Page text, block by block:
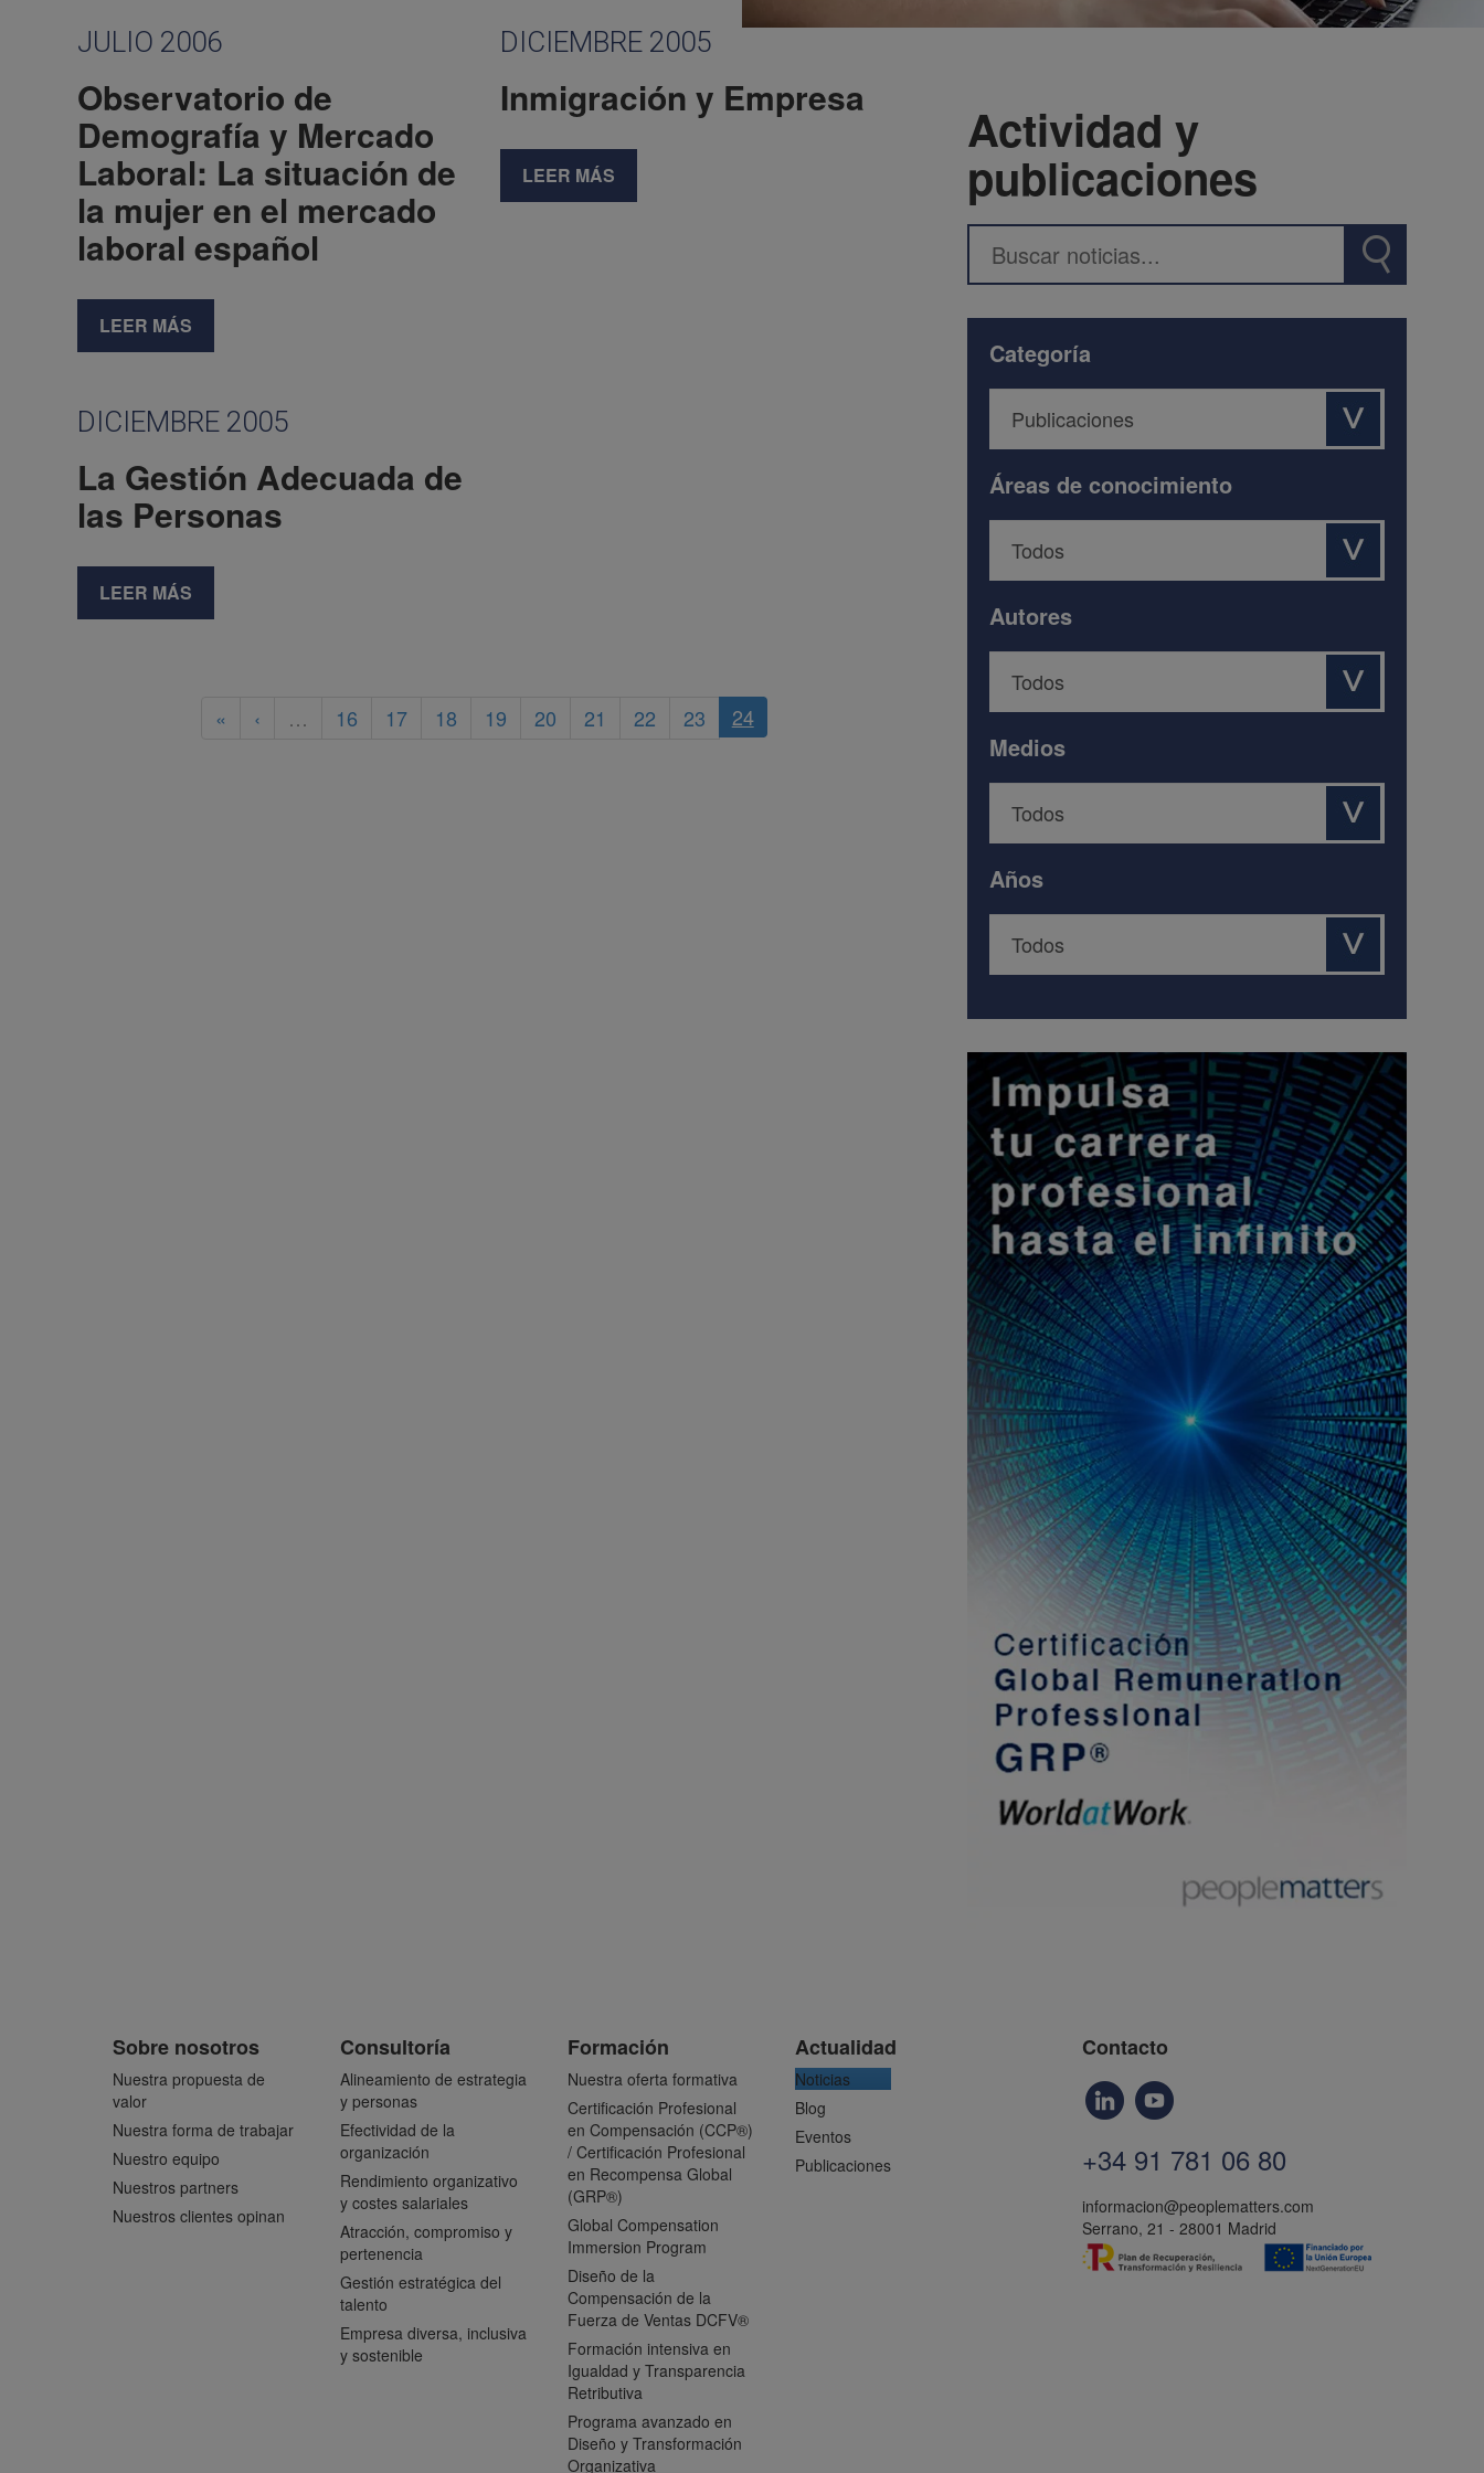
JULIO 2006
Observatorio de
Demografía y Mercado
Laboral: La situación de
la mujer en el mercado
laboral español
LEER MÁS
DICIEMBRE 2005
Inmigración y Empresa
LEER MÁS
DICIEMBRE 2005
La Gestión Adecuada de
las Personas
LEER MÁS
« ‹ … 16 17 18 19 20 21 22 23 24
Actividad y
publicaciones
Categoría
Áreas de conocimiento
Autores
Medios
Años
Sobre nosotros
Nuestra propuesta de
valor
Nuestra forma de trabajar
Nuestro equipo
Nuestros partners
Nuestros clientes opinan
Consultoría
Alineamiento de estrategia
y personas
Efectividad de la
organización
Rendimiento organizativo
y costes salariales
Atracción, compromiso y
pertenencia
Gestión estratégica del
talento
Empresa diversa, inclusiva
y sostenible
Formación
Nuestra oferta formativa
Certificación Profesional
en Compensación (CCP®)
/ Certificación Profesional
en Recompensa Global
(GRP®)
Global Compensation
Immersion Program
Diseño de la
Compensación de la
Fuerza de Ventas DCFV®
Formación intensiva en
Igualdad y Transparencia
Retributiva
Programa avanzado en
Diseño y Transformación
Organizativa
Actualidad
Noticias
Blog
Eventos
Publicaciones
Contacto
+34 91 781 06 80
informacion@peoplematters.com
Serrano, 21 - 28001 Madrid